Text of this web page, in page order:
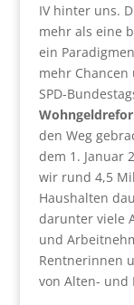
IV hinter uns.
mehr als eine
ein
mehr
SPD-
den Weg
dem 1. Januar
wir rund 4,5
Haushalten
darunter viele
und
Rentnerinnen
von Alten- und